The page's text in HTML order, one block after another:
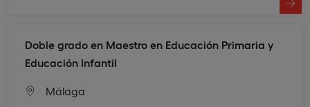
Doble grado en Maestro en Educación Primaria y
Educación Infantil
Málaga